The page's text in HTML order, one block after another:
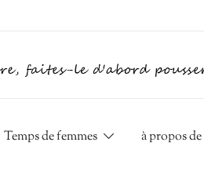
Temps de femmes à propos